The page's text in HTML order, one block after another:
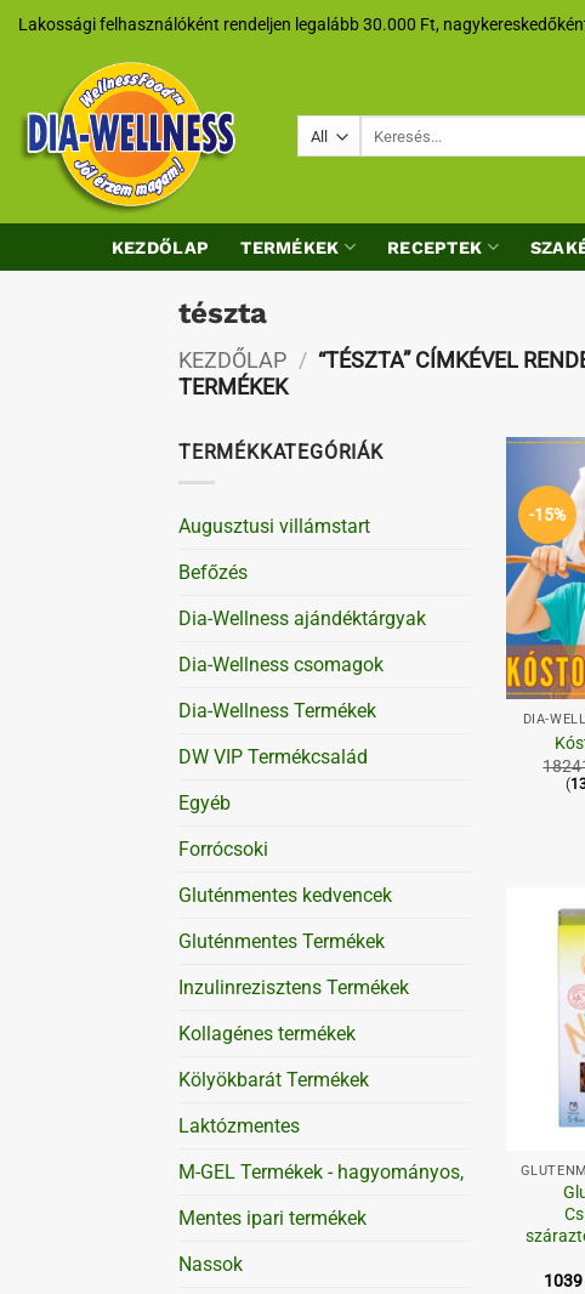
SkipLakossági felhasználóként rendeljen legalább 30.000 Ft,
KEZDŐLAP TERMÉKEK RECEPTEK
tészta
KEZDŐLAP / “TÉSZTA” CÍMKÉVEL
TERMÉKEK
TERMÉKKATEGÓRIÁK
Augusztusi villámstart
Befőzés
Dia-Wellness ajándéktárgyak
Dia-Wellness csomagok
Dia-Wellness Termékek
DW VIP Termékcsalád
Egyéb
Forrócsoki
Gluténmentes kedvencek
Gluténmentes Termékek
Inzulinrezisztens Termékek
Kollagénes termékek
Kölyökbarát Termékek
Laktózmentes
M-GEL Termékek - hagyományos,
Mentes ipari termékek
Nassok
-15%
+
DIA-
(
1039